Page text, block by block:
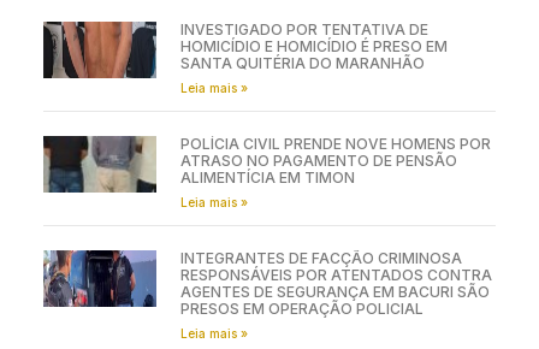
INVESTIGADO POR TENTATIVA DE
HOMICÍDIO E HOMICÍDIO É PRESO EM
SANTA QUITÉRIA DO MARANHÃO
Leia mais »
POLÍCIA CIVIL PRENDE NOVE HOMENS POR
ATRASO NO PAGAMENTO DE PENSÃO
ALIMENTÍCIA EM TIMON
Leia mais »
INTEGRANTES DE FACÇÃO CRIMINOSA
RESPONSÁVEIS POR ATENTADOS CONTRA
AGENTES DE SEGURANÇA EM BACURI SÃO
PRESOS EM OPERAÇÃO POLICIAL
Leia mais »